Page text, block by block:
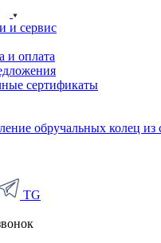
и сервис
и оплата
сертификаты
обручальных колец из
TG